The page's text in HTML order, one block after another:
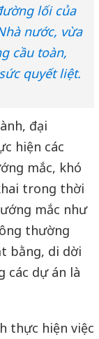
lối của
nước, vừa
cầu toàn,
quyết liệt.
đại
hiện các
mắc, khó
trong thời
mắc như
thường
bằng, di dời
các dự án là
thực hiện việc